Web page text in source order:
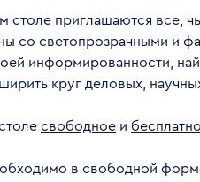
столе приглашаются все,
со светопрозрачными и
информированности,
круг деловых,
свободное и
в свободной